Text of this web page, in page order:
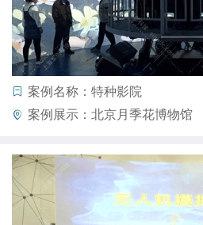
案例名称：特种影院
案例展示：北京月季花博物馆